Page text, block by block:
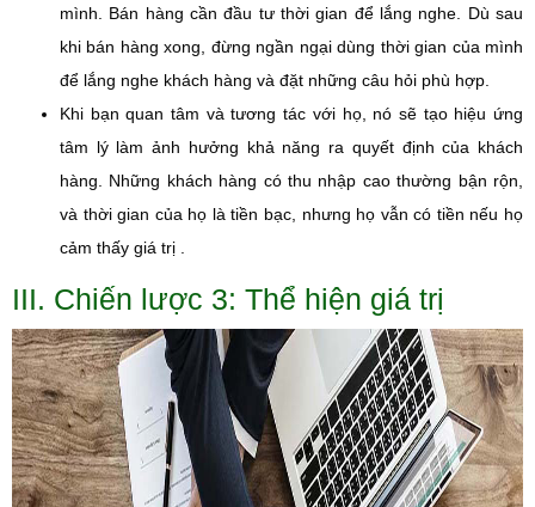
mình. Bán hàng cần đầu tư thời gian để lắng nghe. Dù sau
khi bán hàng xong, đừng ngần ngại dùng thời gian của mình
để lắng nghe khách hàng và đặt những câu hỏi phù hợp.
Khi bạn quan tâm và tương tác với họ, nó sẽ tạo hiệu ứng
tâm lý làm ảnh hưởng khả năng ra quyết định của khách
hàng. Những khách hàng có thu nhập cao thường bận rộn,
và thời gian của họ là tiền bạc, nhưng họ vẫn có tiền nếu họ
cảm thấy giá trị .
III. Chiến lược 3: Thể hiện giá trị